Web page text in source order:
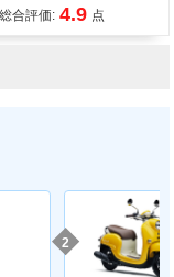
総合評価: 4.9 点
2